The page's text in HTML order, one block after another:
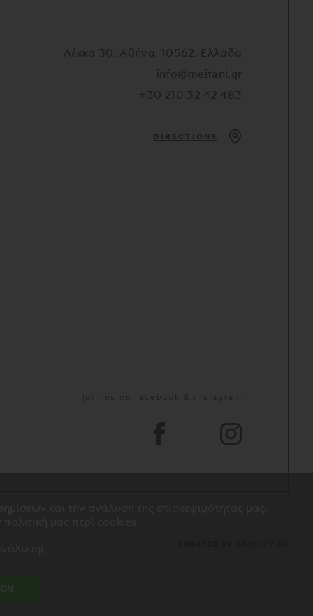
Λέκκα 30, Αθήνα. 10562, Ελλάδα
info@meitani.gr
+30 210 32 42 483
DIRECTIONS
Join us on facebook & instagram